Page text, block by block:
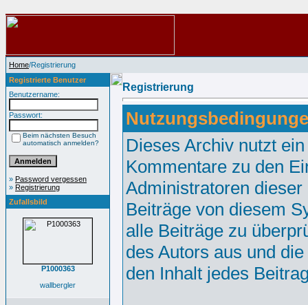
Home/Registrierung
Registrierte Benutzer
Benutzername:
Passwort:
Beim nächsten Besuch
automatisch anmelden?
» Password vergessen
» Registrierung
Zufallsbild
P1000363
wallbergler
Registrierung
Dieses Archiv nutzt
Kommentare zu den
Administratoren
Beiträge von diesem
alle Beiträge zu
des Autors aus und
den Inhalt jedes